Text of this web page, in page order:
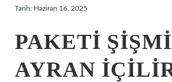
Tarih: Haziran 16, 2025
PAKETI
AYRAN